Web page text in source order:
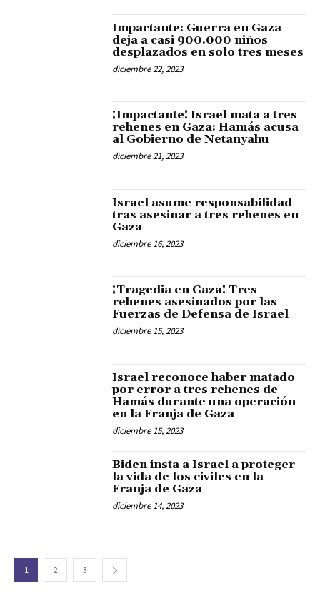
Impactante: Guerra en Gaza
deja a casi 900.000 niños
desplazados en solo tres meses
diciembre 22, 2023
¡Impactante! Israel mata a tres
rehenes en Gaza: Hamás acusa
al Gobierno de Netanyahu
diciembre 21, 2023
Israel asume responsabilidad
tras asesinar a tres rehenes en
Gaza
diciembre 16, 2023
¡Tragedia en Gaza! Tres
rehenes asesinados por las
Fuerzas de Defensa de Israel
diciembre 15, 2023
Israel reconoce haber matado
por error a tres rehenes de
Hamás durante una operación
en la Franja de Gaza
diciembre 15, 2023
Biden insta a Israel a proteger
la vida de los civiles en la
Franja de Gaza
diciembre 14, 2023
1 2 3